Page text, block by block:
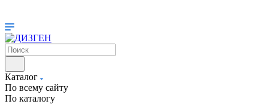
Каталог
По всему сайту
По каталогу